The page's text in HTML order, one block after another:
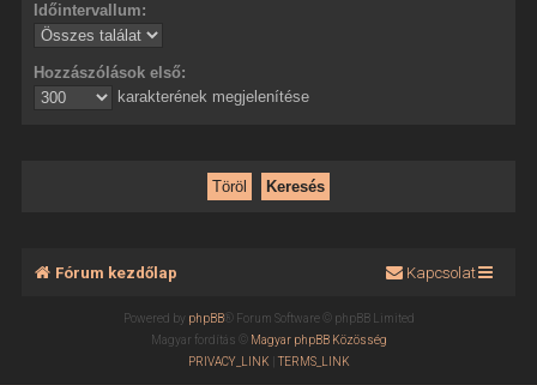
Időintervallum:
Hozzászólások első:
karakterének megjelenítése
Fórum kezdőlap Kapcsolat
Powered by phpBB® Forum Software © phpBB Limited
Magyar fordítás © Magyar phpBB Közösség
PRIVACY_LINK|TERMS_LINK